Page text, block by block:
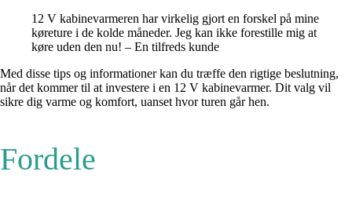
12 V kabinevarmeren har virkelig gjort en forskel på mine
køreture i de kolde måneder. Jeg kan ikke forestille mig at
køre uden den nu! – En tilfreds kunde
Med disse tips og informationer kan du træffe den rigtige beslutning,
når det kommer til at investere i en 12 V kabinevarmer. Dit valg vil
sikre dig varme og komfort, uanset hvor turen går hen.
Fordele